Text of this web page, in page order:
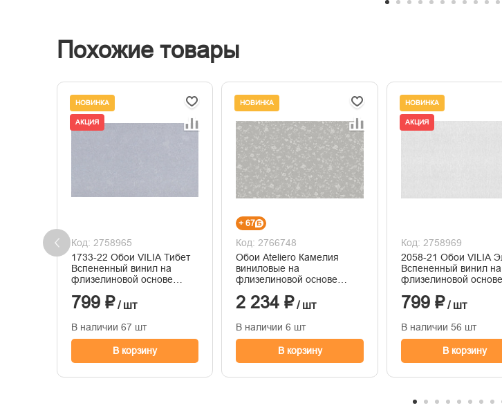
Похожие товары
НОВИНКА
АКЦИЯ
Код: 2758965
1733-22 Обои VILIA Тибет
Вспененный винил на
флизелиновой основе
799 ₽ / шт
В наличии 67 шт
В корзину
НОВИНКА
+ 67
Код: 2766748
Обои Ateliero Камелия
виниловые на
флизелиновой основе
1,06м*10м
2 234 ₽ / шт
В наличии 6 шт
В корзину
НОВИНКА
АКЦИЯ
Код: 2758969
2058-21 Обои VILIA
Вспененный винил на
флизелиновой основе
799 ₽/ шт
В наличии 56 шт
В корзину